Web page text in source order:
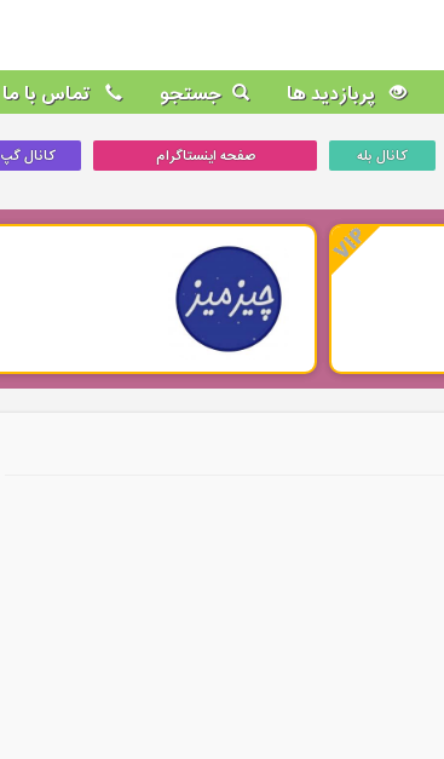
پربازدید ها جستجو تماس با ما
کانال بله صفحه اینستاگرام کانال گپ
کانال